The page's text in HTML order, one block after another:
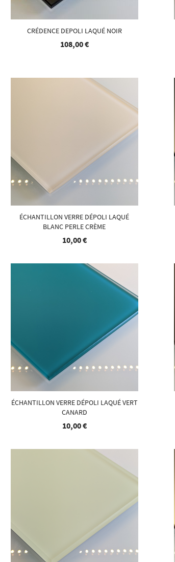
CRÉDENCE DEPOLI LAQUÉ NOIR
108,00 €
ÉCHANTILLON VERRE DÉPOLI LAQUÉ
BLANC PERLE CRÈME
10,00 €
ÉCHANTILLON VERRE DÉPOLI LAQUÉ VERT
CANARD
10,00 €